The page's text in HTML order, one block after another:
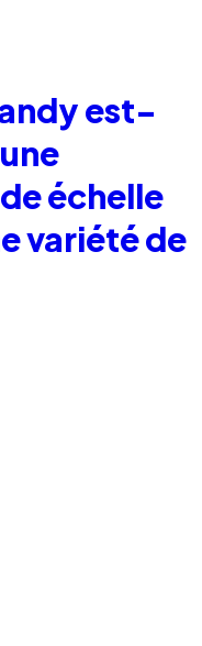
est-
échelle
variété de